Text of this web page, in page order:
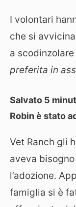
I volontari
che si
a
preferita in
Salvato 5
Robin è stato
Vet Ranch gli
aveva
l’adozione.
famiglia si è